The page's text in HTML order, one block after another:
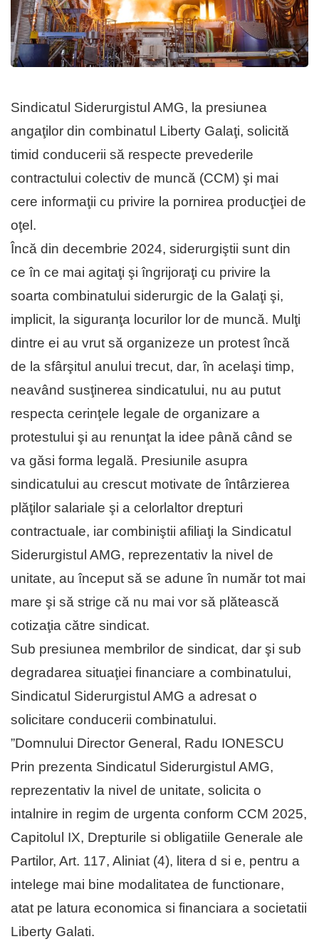
Sindicatul Siderurgistul AMG, la presiunea
angaţilor din combinatul Liberty Galaţi, solicită
timid conducerii să respecte prevederile
contractului colectiv de muncă (CCM) şi mai
cere informaţii cu privire la pornirea producţiei de
oţel.
Încă din decembrie 2024, siderurgiştii sunt din
ce în ce mai agitaţi şi îngrijoraţi cu privire la
soarta combinatului siderurgic de la Galaţi şi,
implicit, la siguranţa locurilor lor de muncă. Mulţi
dintre ei au vrut să organizeze un protest încă
de la sfârşitul anului trecut, dar, în acelaşi timp,
neavând susţinerea sindicatului, nu au putut
respecta cerinţele legale de organizare a
protestului şi au renunţat la idee până când se
va găsi forma legală. Presiunile asupra
sindicatului au crescut motivate de întârzierea
plăţilor salariale şi a celorlaltor drepturi
contractuale, iar combiniştii afiliaţi la Sindicatul
Siderurgistul AMG, reprezentativ la nivel de
unitate, au început să se adune în număr tot mai
mare şi să strige că nu mai vor să plătească
cotizaţia către sindicat.
Sub presiunea membrilor de sindicat, dar şi sub
degradarea situaţiei financiare a combinatului,
Sindicatul Siderurgistul AMG a adresat o
solicitare conducerii combinatului.
”Domnului Director General, Radu IONESCU
Prin prezenta Sindicatul Siderurgistul AMG,
reprezentativ la nivel de unitate, solicita o
intalnire in regim de urgenta conform CCM 2025,
Capitolul IX, Drepturile si obligatiile Generale ale
Partilor, Art. 117, Aliniat (4), litera d si e, pentru a
intelege mai bine modalitatea de functionare,
atat pe latura economica si financiara a societatii
Liberty Galati.